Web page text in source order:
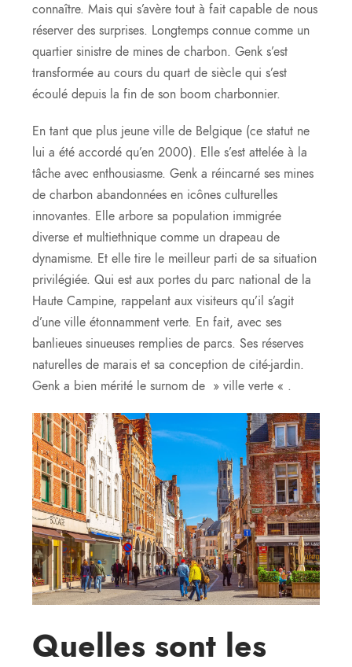
connaître. Mais qui s’avère tout à fait capable de nous
réserver des surprises. Longtemps connue comme un
quartier sinistre de mines de charbon. Genk s’est
transformée au cours du quart de siècle qui s’est
écoulé depuis la fin de son boom charbonnier.
En tant que plus jeune ville de Belgique (ce statut ne
lui a été accordé qu’en 2000). Elle s’est attelée à la
tâche avec enthousiasme. Genk a réincarné ses mines
de charbon abandonnées en icônes culturelles
innovantes. Elle arbore sa population immigrée
diverse et multiethnique comme un drapeau de
dynamisme. Et elle tire le meilleur parti de sa situation
privilégiée. Qui est aux portes du parc national de la
Haute Campine, rappelant aux visiteurs qu’il s’agit
d’une ville étonnamment verte. En fait, avec ses
banlieues sinueuses remplies de parcs. Ses réserves
naturelles de marais et sa conception de cité-jardin.
Genk a bien mérité le surnom de » ville verte « .
Quelles sont les